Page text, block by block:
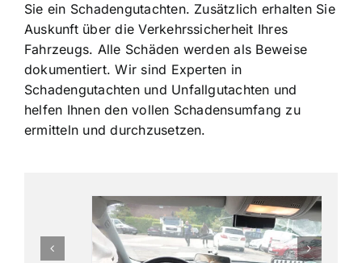
Sie ein Schadengutachten. Zusätzlich erhalten Sie
Auskunft über die Verkehrssicherheit Ihres
Fahrzeugs. Alle Schäden werden als Beweise
dokumentiert. Wir sind Experten in
Schadengutachten und Unfallgutachten und
helfen Ihnen den vollen Schadensumfang zu
ermitteln und durchzusetzen.